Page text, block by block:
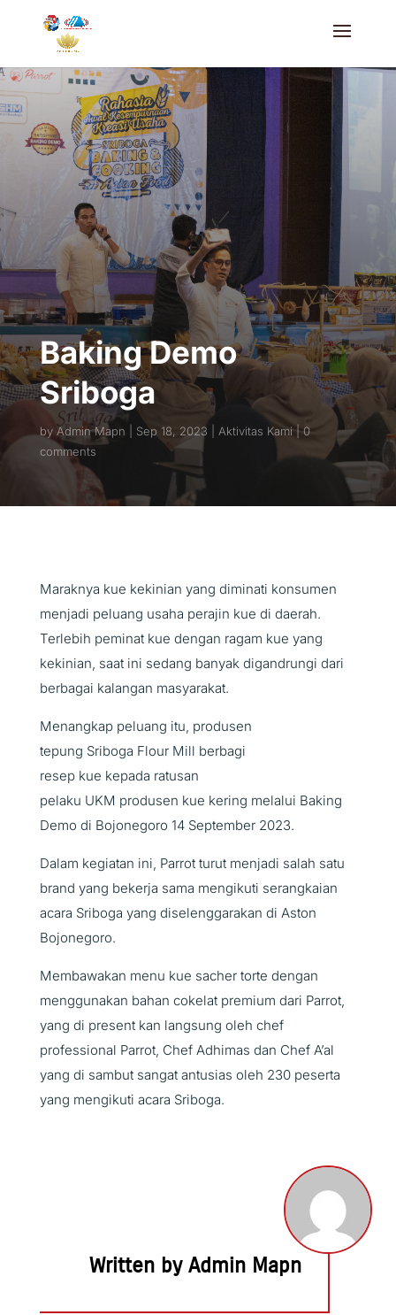
Baking Demo
Sriboga
by Admin Mapn Sep 18, 2023 Aktivitas Kami
0
comments
Maraknya kue kekinian yang diminati konsumen
menjadi peluang usaha perajin kue di daerah.
Terlebih peminat kue dengan ragam kue yang
kekinian, saat ini sedang banyak digandrungi dari
berbagai kalangan masyarakat.
Menangkap peluang itu, produsen
tepung Sriboga Flour Mill berbagi
resep kue kepada ratusan
pelaku UKM produsen kue kering melalui Baking
Demo di Bojonegoro 14 September 2023.
Dalam kegiatan ini, Parrot turut menjadi salah satu
brand yang bekerja sama mengikuti serangkaian
acara Sriboga yang diselenggarakan di Aston
Bojonegoro.
Membawakan menu kue sacher torte dengan
menggunakan bahan cokelat premium dari Parrot,
yang di present kan langsung oleh chef
professional Parrot, Chef Adhimas dan Chef A’al
yang di sambut sangat antusias oleh 230 peserta
yang mengikuti acara Sriboga.
Written by Admin Mapn